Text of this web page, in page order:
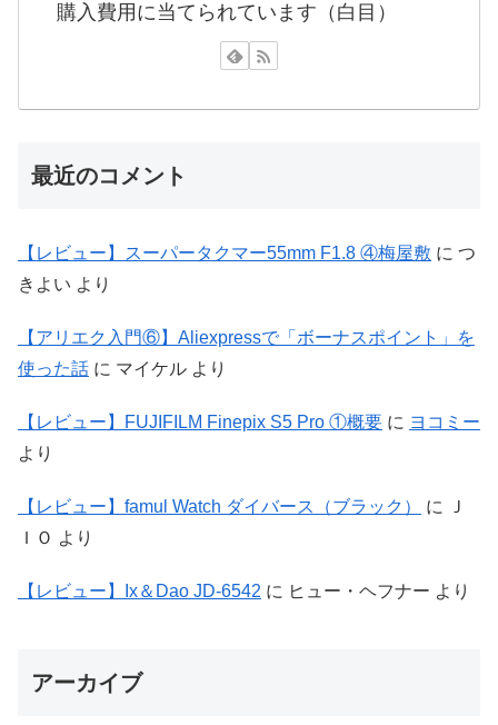
購入費用に当てられています（白目）
最近のコメント
【レビュー】スーパータクマー55mm F1.8 ④梅屋敷 に つ
きよい より
【アリエク入門⑥】Aliexpressで「ボーナスポイント」を
使った話 に マイケル より
【レビュー】FUJIFILM Finepix S5 Pro ①概要 に ヨコミー
より
【レビュー】famul Watch ダイバース（ブラック） に
Ｊ
ＩＯ より
【レビュー】Ix＆Dao JD-6542 に ヒュー・ヘフナー より
アーカイブ